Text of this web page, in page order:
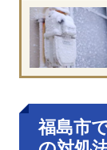
福島市